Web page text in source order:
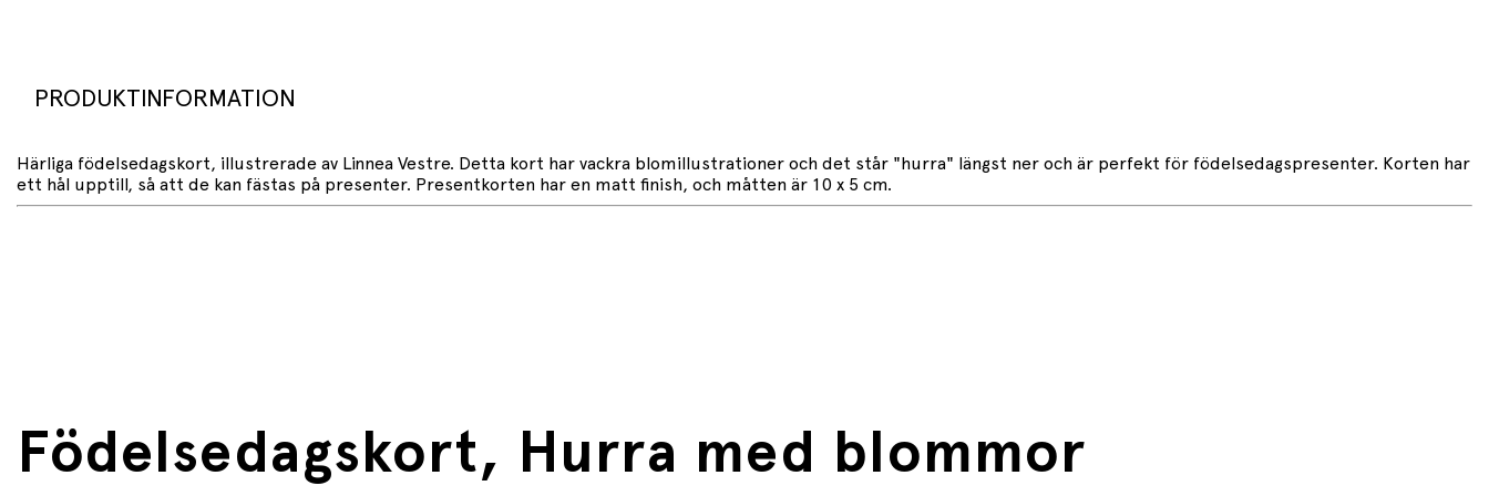
PRODUKTINFORMATION
Härliga födelsedagskort, illustrerade av Linnea Vestre. Detta kort har vackra blomillustrationer och det står "hurra" längst ner och är perfekt för födelsedagspresenter. Korten har
ett hål upptill, så att de kan fästas på presenter. Presentkorten har en matt finish, och måtten är 10 x 5 cm.
Födelsedagskort, Hurra med blommor